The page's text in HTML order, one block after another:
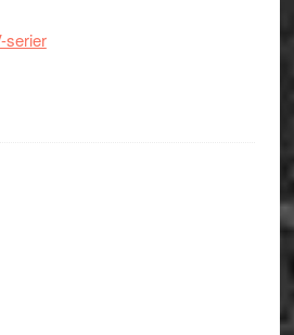
serier